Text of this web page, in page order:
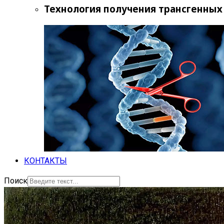
Технология получения
КОНТАКТЫ
Поиск